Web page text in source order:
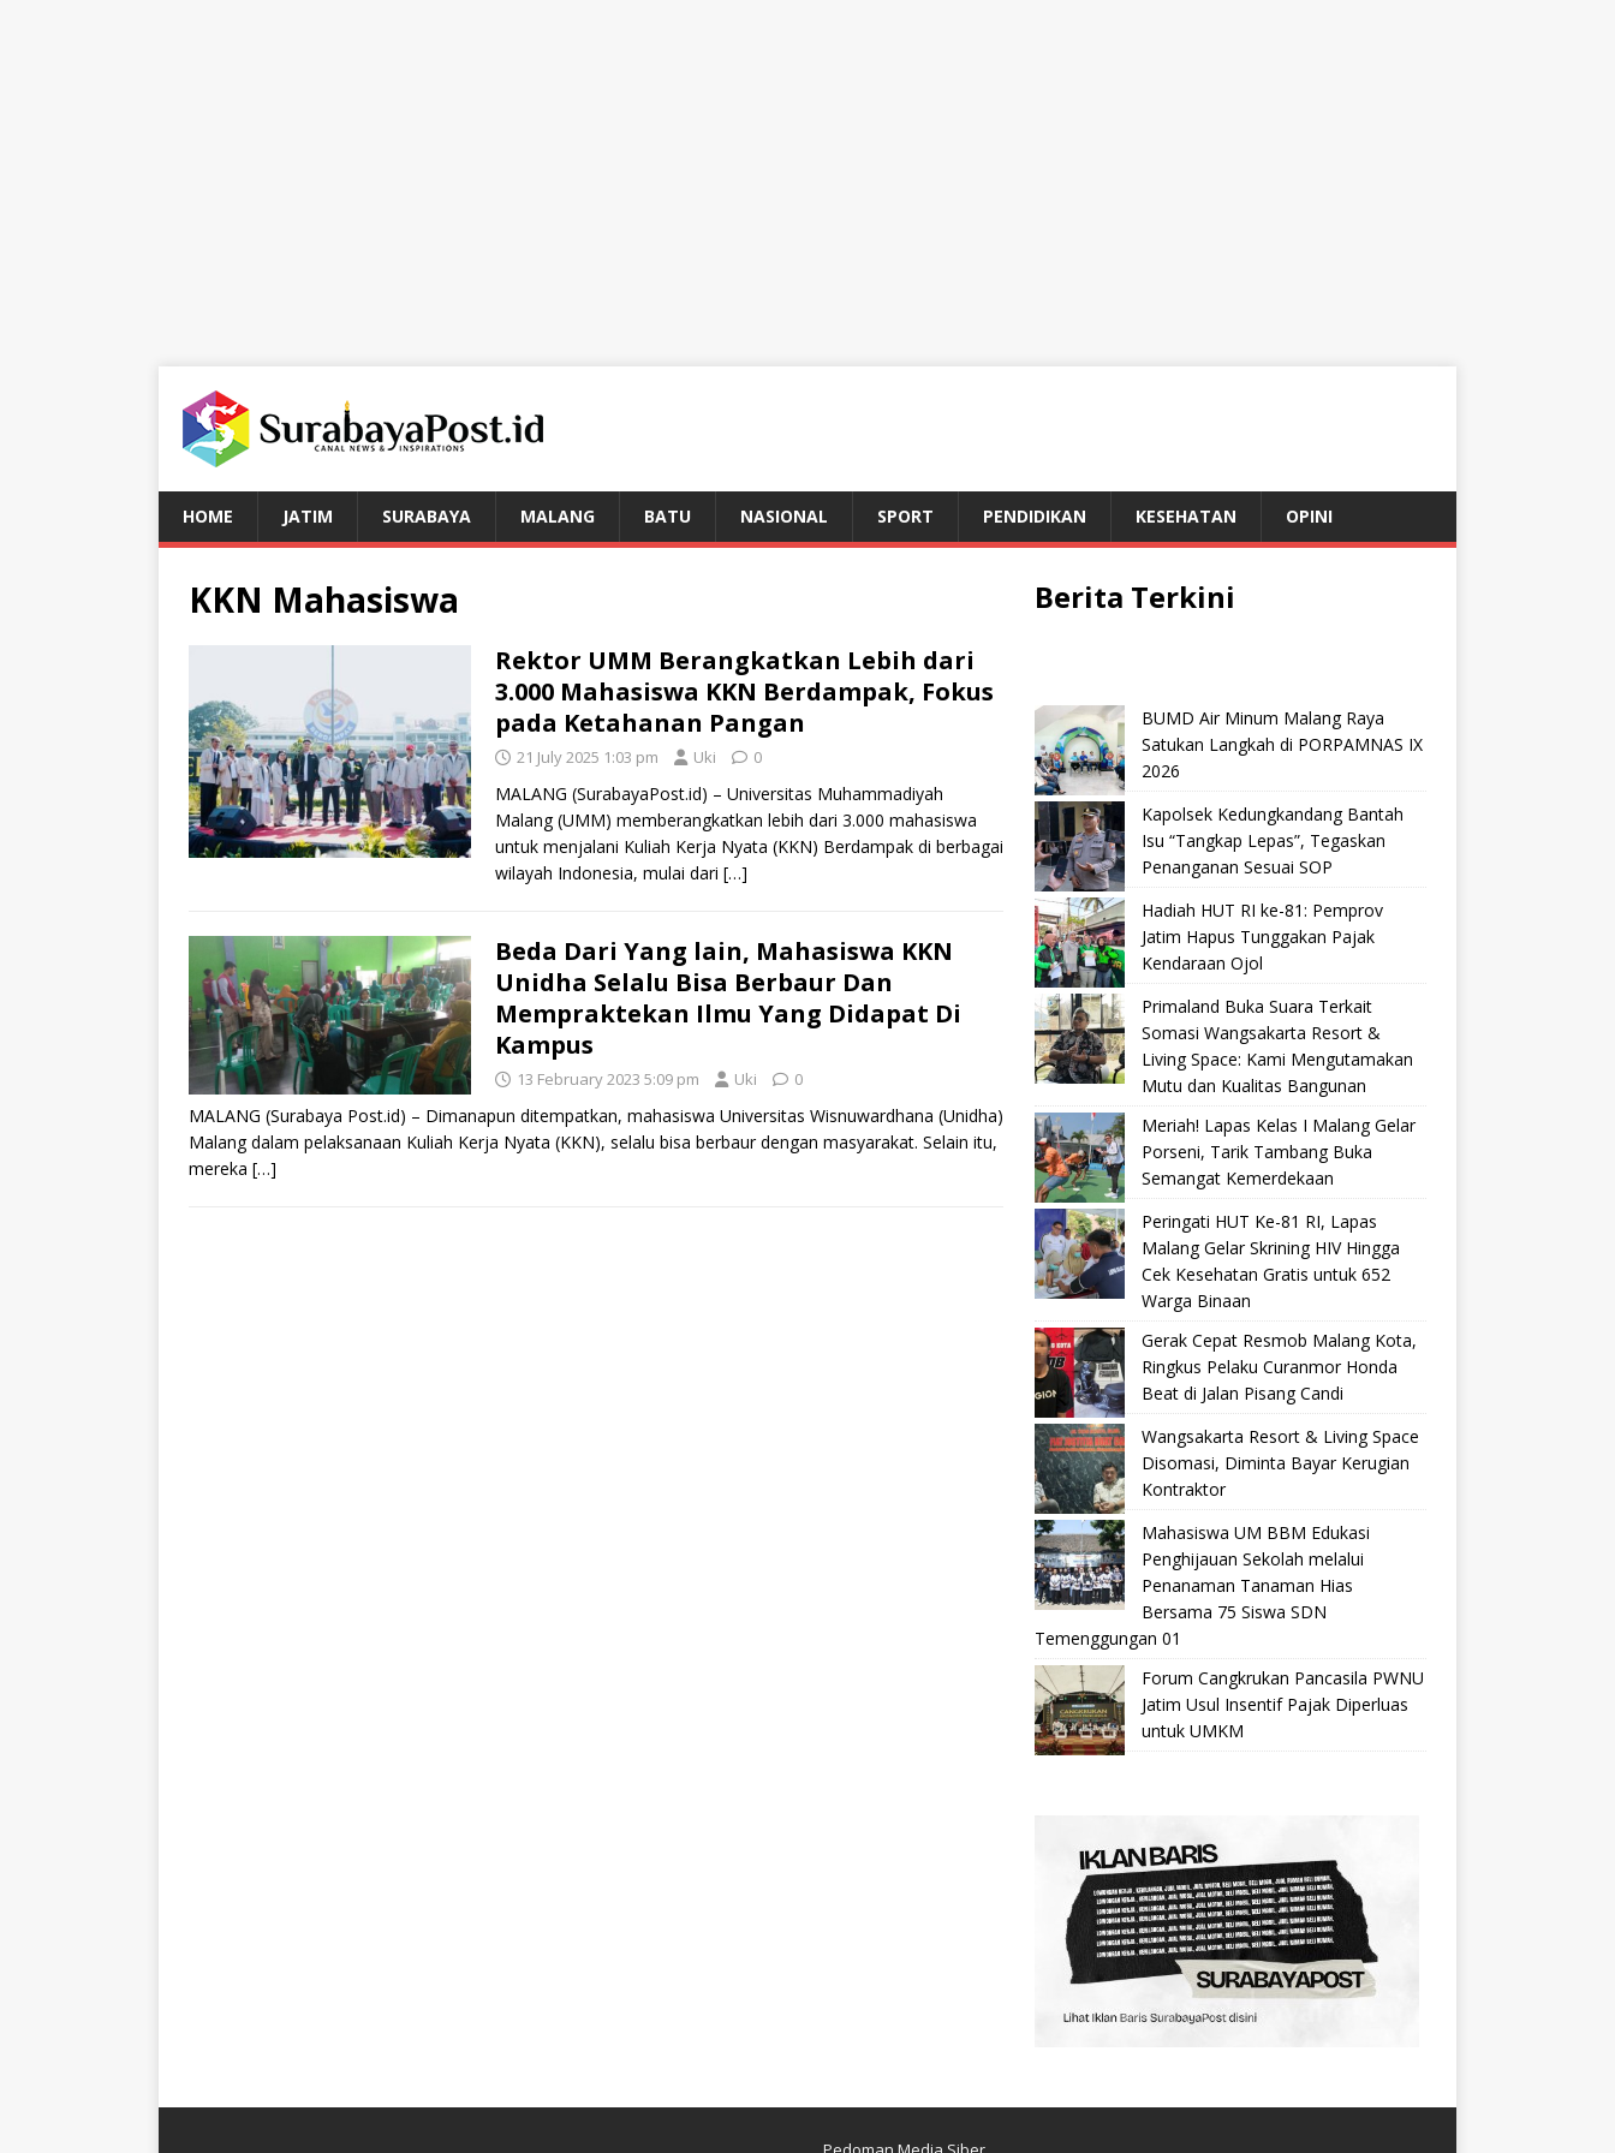
HOME JATIM SURABAYA MALANG BATU NASIONAL SPORT PENDIDIKAN KESEHATAN OPINI
KKN Mahasiswa
Rektor UMM Berangkatkan Lebih dari
3.000 Mahasiswa KKN Berdampak, Fokus
pada Ketahanan Pangan
21 July 2025 1:03 pm Uki 0
MALANG (SurabayaPost.id) – Universitas Muhammadiyah
Malang (UMM) memberangkatkan lebih dari 3.000 mahasiswa
untuk menjalani Kuliah Kerja Nyata (KKN) Berdampak di berbagai
wilayah Indonesia, mulai dari […]
Beda Dari Yang lain, Mahasiswa KKN
Unidha Selalu Bisa Berbaur Dan
Mempraktekan Ilmu Yang Didapat Di
Kampus
13 February 2023 5:09 pm Uki 0
MALANG (Surabaya Post.id) – Dimanapun ditempatkan, mahasiswa Universitas Wisnuwardhana (Unidha)
Malang dalam pelaksanaan Kuliah Kerja Nyata (KKN), selalu bisa berbaur dengan masyarakat. Selain itu,
mereka […]
Berita Terkini
BUMD Air Minum Malang Raya
Satukan Langkah di PORPAMNAS IX
2026
Kapolsek Kedungkandang Bantah
Isu “Tangkap Lepas”, Tegaskan
Penanganan Sesuai SOP
Hadiah HUT RI ke-81: Pemprov
Jatim Hapus Tunggakan Pajak
Kendaraan Ojol
Primaland Buka Suara Terkait
Somasi Wangsakarta Resort &
Living Space: Kami Mengutamakan
Mutu dan Kualitas Bangunan
Meriah! Lapas Kelas I Malang Gelar
Porseni, Tarik Tambang Buka
Semangat Kemerdekaan
Peringati HUT Ke-81 RI, Lapas
Malang Gelar Skrining HIV Hingga
Cek Kesehatan Gratis untuk 652
Warga Binaan
Gerak Cepat Resmob Malang Kota,
Ringkus Pelaku Curanmor Honda
Beat di Jalan Pisang Candi
Wangsakarta Resort & Living Space
Disomasi, Diminta Bayar Kerugian
Kontraktor
Mahasiswa UM BBM Edukasi
Penghijauan Sekolah melalui
Penanaman Tanaman Hias
Bersama 75 Siswa SDN
Temenggungan 01
Forum Cangkrukan Pancasila PWNU
Jatim Usul Insentif Pajak Diperluas
untuk UMKM